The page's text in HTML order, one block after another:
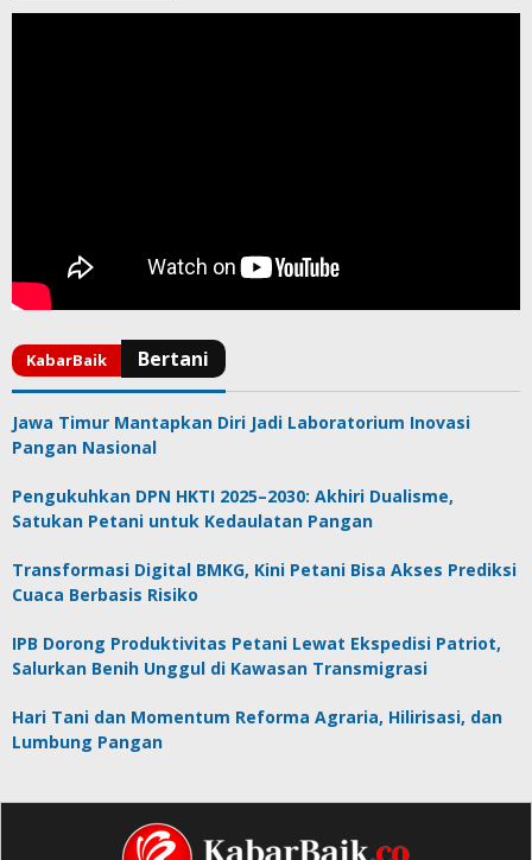
Jawa Timur Mantapkan Diri Jadi Laboratorium Inovasi
Pangan Nasional
Pengukuhkan DPN HKTI 2025–2030: Akhiri Dualisme,
Satukan Petani untuk Kedaulatan Pangan
Transformasi Digital BMKG, Kini Petani Bisa Akses Prediksi
Cuaca Berbasis Risiko
IPB Dorong Produktivitas Petani Lewat Ekspedisi Patriot,
Salurkan Benih Unggul di Kawasan Transmigrasi
Hari Tani dan Momentum Reforma Agraria, Hilirisasi, dan
Lumbung Pangan